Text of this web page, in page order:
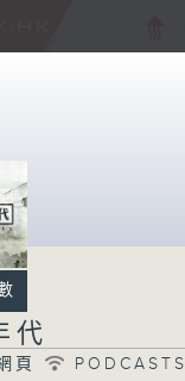
代
頁
PODCASTS